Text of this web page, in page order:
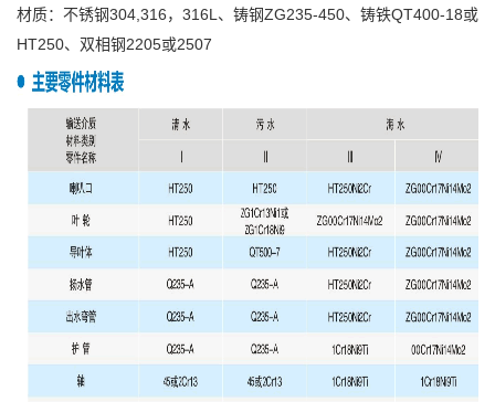
材质：不锈钢304,316，316L、铸钢ZG235-450、铸铁QT400-18或
HT250、双相钢2205或2507